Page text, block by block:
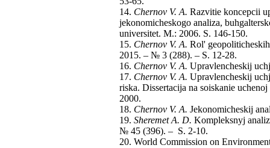
14. Chernov V. A. Razvitie koncepcii
jekonomicheskogo analiza,
universitet. M.: 2006. S. 146-150.
15. Chernov V. A. Rol'
2015. – № 3 (288). – S. 12-28.
16. Chernov V. A. Upravlencheskij
17. Chernov V. A. Upravlencheskij
riska. Dissertacija na soiskanie
2000.
18. Chernov V. A. Jekonomicheskij
19. Sheremet A. D. Kompleksnyj
№ 45 (396). – S. 2-10.
20. World Commission on